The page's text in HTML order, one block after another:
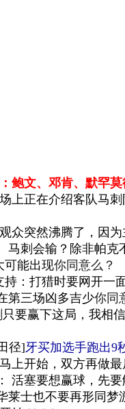
鲍文、邓肯、默罕
上正在介绍客队马
众突然沸腾了，因
马刺会输？除非帕
可能出现你同意么？
持 ：打猎时要网开一
第三场凶多吉少你同
只要赢下这局，我相
径]牙买加选手跑出9
上开始，双方再做
： 活塞要想赢球，先
莱士也不要再形同梦